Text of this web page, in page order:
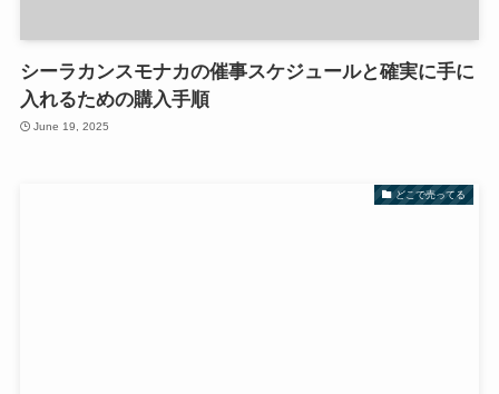
シーラカンスモナカの催事スケジュールと確実に手に
入れるための購入手順
June 19, 2025
どこで売ってる